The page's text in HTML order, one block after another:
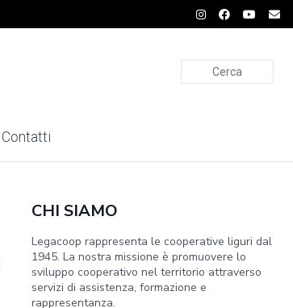
Cerca
Contatti
CHI SIAMO
Legacoop rappresenta le cooperative liguri dal
1945. La nostra missione è promuovere lo
sviluppo cooperativo nel territorio attraverso
servizi di assistenza, formazione e
rappresentanza.